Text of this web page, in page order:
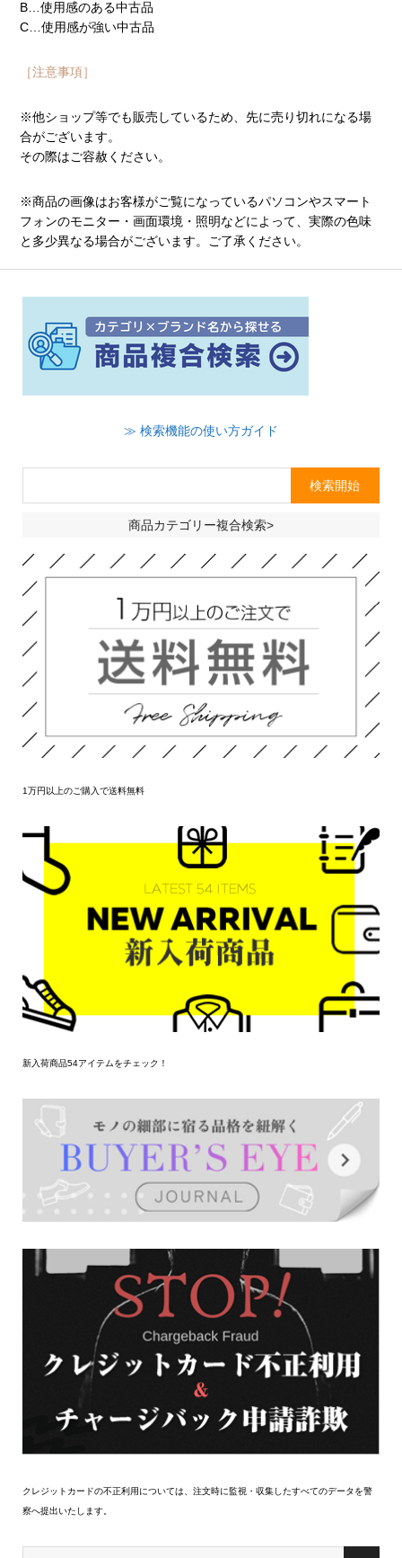
B…使用感のある中古品
C…使用感が強い中古品
［注意事項］
※他ショップ等でも販売しているため、先に売り切れになる場
合がございます。
その際はご容赦ください。
※商品の画像はお客様がご覧になっているパソコンやスマート
フォンのモニター・画面環境・照明などによって、実際の色味
と多少異なる場合がございます。ご了承ください。
≫ 検索機能の使い方ガイド
商品カテゴリー複合検索>
1万円以上のご購入で送料無料
新入荷商品54アイテムをチェック！
クレジットカードの不正利用については、注文時に監視・収集したすべてのデータを警
察へ提出いたします。